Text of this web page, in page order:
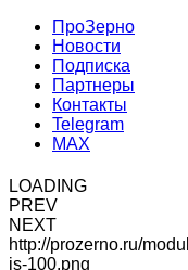
ПроЗерно
Новости
Подписка
Партнеры
Контакты
Telegram
MAX
LOADING
PREV
NEXT
http://prozerno.ru/
is-100.png